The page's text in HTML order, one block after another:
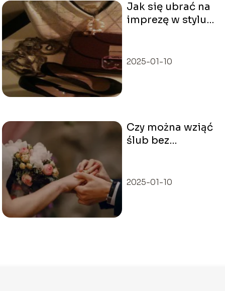
Jak się ubrać na
imprezę w stylu
2025-01-10
Czy można wziąć
ślub bez
2025-01-10